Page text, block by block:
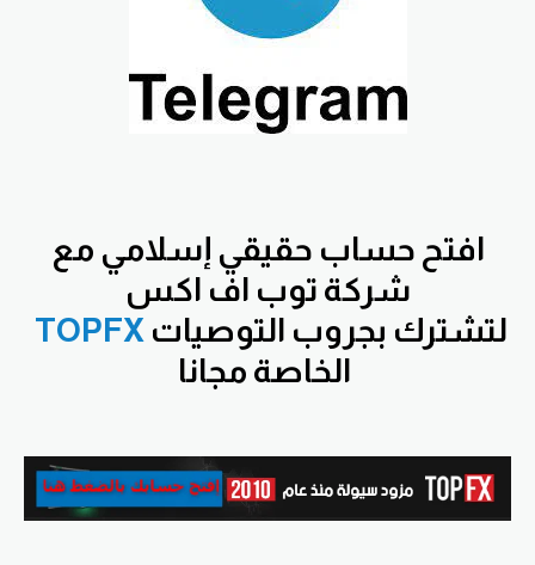
افتح حساب حقيقي إسلامي مع
شركة توب اف اكس
TOPFX